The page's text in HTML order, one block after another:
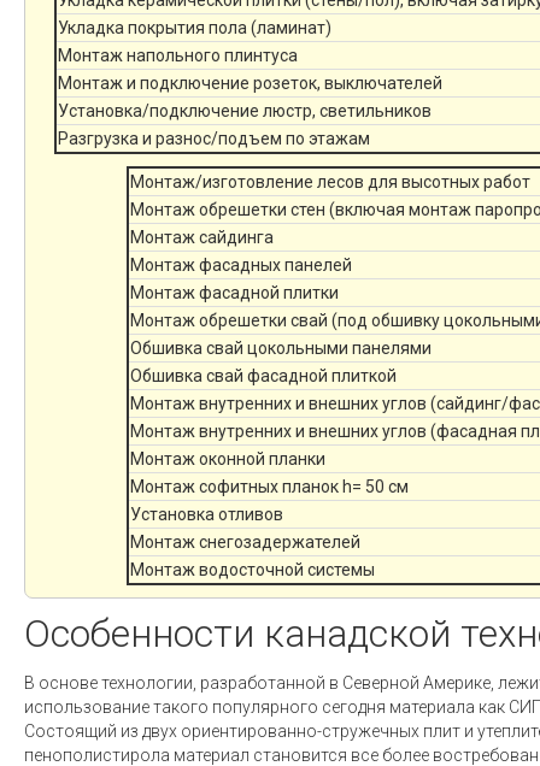
Укладка покрытия пола (ламинат)
Монтаж напольного плинтуса
Монтаж и подключение розеток, выключателей
Установка/подключение люстр, светильников
Разгрузка и разнос/подъем по этажам
Монтаж/изготовление лесов для высотных работ
Монтаж обрешетки стен (включая монтаж
Монтаж сайдинга
Монтаж фасадных панелей
Монтаж фасадной плитки
Монтаж обрешетки свай (под обшивку
Обшивка свай цокольными панелями
Обшивка свай фасадной плиткой
Монтаж внутренних и внешних углов (сайдинг/
Монтаж внутренних и внешних углов (фасадная
Монтаж оконной планки
Монтаж софитных планок h= 50 см
Установка отливов
Монтаж снегозадержателей
Монтаж водосточной системы
Особенности канадской
В основе технологии, разработанной в Северной Америке,
использование такого популярного сегодня материала как
Состоящий из двух ориентированно-стружечных плит и
пенополистирола материал становится все более